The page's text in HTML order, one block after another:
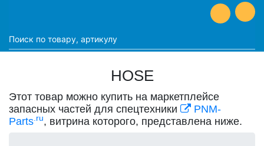
HOSE
Этот товар можно купить на маркетплейсе
запасных частей для спецтехники
PNM-
Parts.ru, витрина которого, представлена ниже.